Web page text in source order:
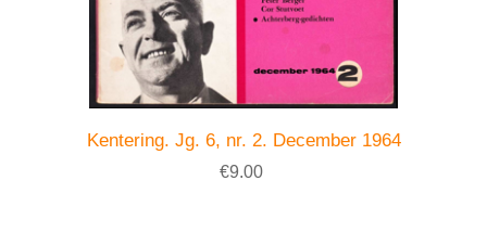
Kentering. Jg. 6, nr. 2. December 1964
€9.00